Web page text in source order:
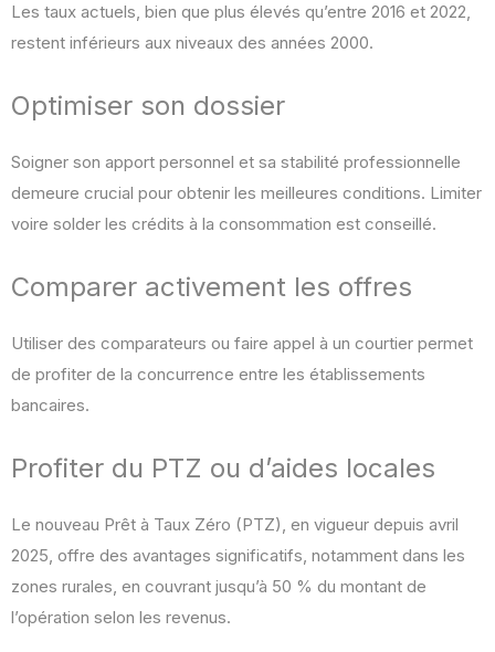
Les taux actuels, bien que plus élevés qu’entre 2016 et 2022,
restent inférieurs aux niveaux des années 2000.
Optimiser son dossier
Soigner son apport personnel et sa stabilité professionnelle
demeure crucial pour obtenir les meilleures conditions. Limiter
voire solder les crédits à la consommation est conseillé.
Comparer activement les offres
Utiliser des comparateurs ou faire appel à un courtier permet
de profiter de la concurrence entre les établissements
bancaires.
Profiter du PTZ ou d’aides locales
Le nouveau Prêt à Taux Zéro (PTZ), en vigueur depuis avril
2025, offre des avantages significatifs, notamment dans les
zones rurales, en couvrant jusqu’à 50 % du montant de
l’opération selon les revenus.